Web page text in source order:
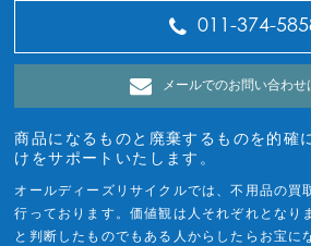
011-374-
メールでのお問い合わせ
商品になるものと廃棄するものを的確
けをサポートいたします。
オールディーズリサイクルでは、不用品の買
行っております。価値観は人それぞれとなり
と判断したものでもある人からしたらお宝に